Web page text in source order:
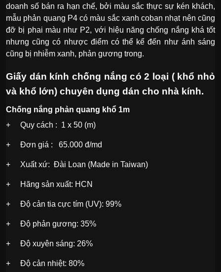
doanh số bán ra hạn chế, bởi màu sắc thực sự kén khách,
mẫu phản quang P4 có màu sắc xanh coban nhạt nên cũng
đỡ bị phai màu như P2, với hiệu năng chống nắng khá tốt
nhưng cũng có nhược điểm có thể kể đến như ánh sáng
cũng bị nhiễm xanh, phản gương trong.
Giấy dán kính chống nắng có 2 loại ( khổ nhỏ
và khổ lớn) chuyên dụng dán cho nhà kính.
Chống nắng phản quang khổ 1m
+ Quy cách : 1 x 50 (m)
+ Đơn giá : 65.000 đ/md
+ Xuất xứ: Đài Loan (Made in Taiwan)
+ Hãng sản xuất: HCN
+ Độ cản tia cực tím (UV): 99%
+ Độ phản gương: 35%
+ Độ xuyên sáng: 26%
+ Độ cản nhiệt: 80%